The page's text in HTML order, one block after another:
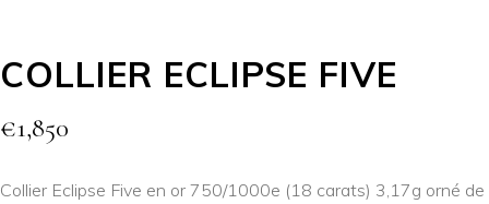
COLLIER ECLIPSE FIVE
€1,850
Collier Eclipse Five en or 750/1000e (18 carats) 3,17g orné de